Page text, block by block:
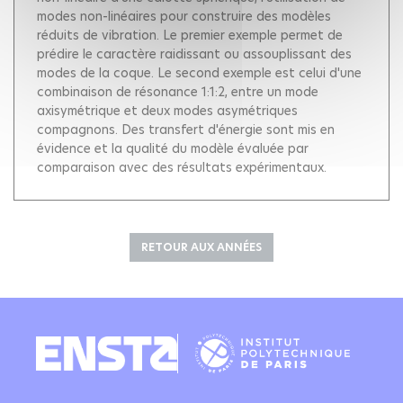
modes non-linéaires pour construire des modèles
réduits de vibration. Le premier exemple permet de
prédire le caractère raidissant ou assouplissant des
modes de la coque. Le second exemple est celui d'une
combinaison de résonance 1:1:2, entre un mode
axisymétrique et deux modes asymétriques
compagnons. Des transfert d'énergie sont mis en
évidence et la qualité du modèle évaluée par
comparaison avec des résultats expérimentaux.
RETOUR AUX ANNÉES